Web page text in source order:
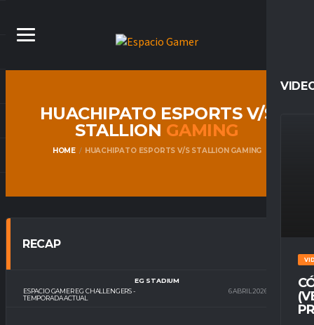
HUACHIPATO ESPORTS V/S
STALLION GAMING
HOME HUACHIPATO ESPORTS V/S STALLION GAMING
RECAP
ESPACIO GAMER EG CHALLENGERS -
TEMPORADA ACTUAL
EG STADIUM
6 ABRIL 2026